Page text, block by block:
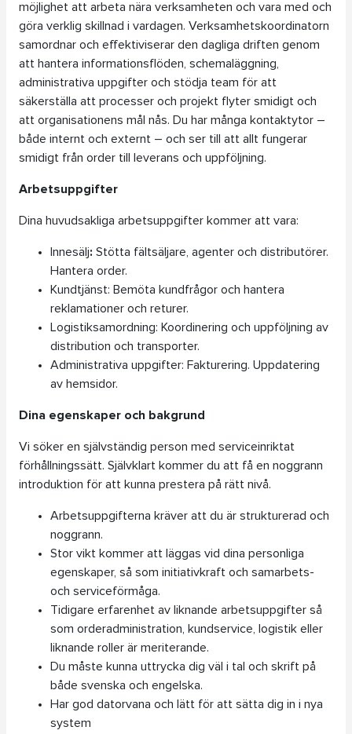
möjlighet att arbeta nära verksamheten och vara med och
göra verklig skillnad i vardagen. Verksamhetskoordinatorn
samordnar och effektiviserar den dagliga driften genom
att hantera informationsflöden, schemaläggning,
administrativa uppgifter och stödja team för att
säkerställa att processer och projekt flyter smidigt och
att organisationens mål nås. Du har många kontaktytor –
både internt och externt – och ser till att allt fungerar
smidigt från order till leverans och uppföljning.
Arbetsuppgifter
Dina huvudsakliga arbetsuppgifter kommer att vara:
Innesälj: Stötta fältsäljare, agenter och distributörer.
Hantera order.
Kundtjänst: Bemöta kundfrågor och hantera
reklamationer och returer.
Logistiksamordning: Koordinering och uppföljning av
distribution och transporter.
Administrativa uppgifter: Fakturering. Uppdatering
av hemsidor.
Dina egenskaper och bakgrund
Vi söker en självständig person med serviceinriktat
förhållningssätt. Självklart kommer du att få en noggrann
introduktion för att kunna prestera på rätt nivå.
Arbetsuppgifterna kräver att du är strukturerad och
noggrann.
Stor vikt kommer att läggas vid dina personliga
egenskaper, så som initiativkraft och samarbets-
och serviceförmåga.
Tidigare erfarenhet av liknande arbetsuppgifter så
som orderadministration, kundservice, logistik eller
liknande roller är meriterande.
Du måste kunna uttrycka dig väl i tal och skrift på
både svenska och engelska.
Har god datorvana och lätt för att sätta dig in i nya
system